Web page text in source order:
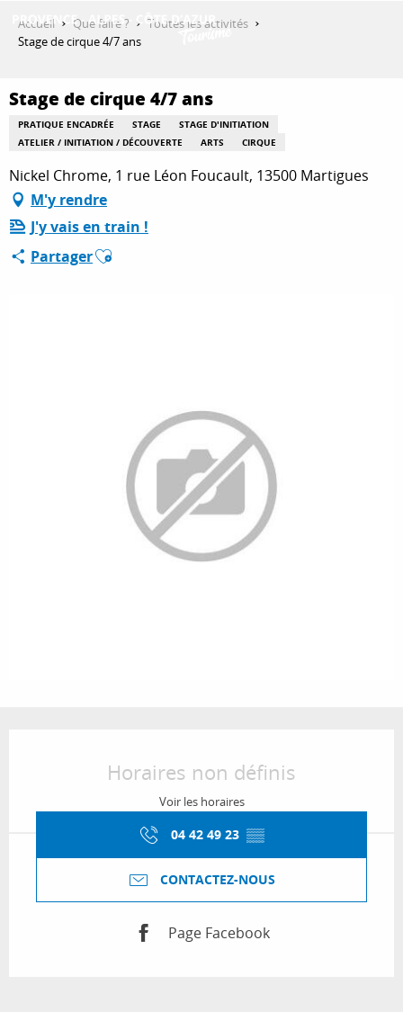
contenu
QUE FAIRE ?
SÉJOURNER
Accueil Que faire ?
Toutes les activités
Stage de cirque 4/7 ans
Stage de cirque 4/7 ans
PRATIQUE ENCADRÉE STAGE
STAGE D'INITIATION
ATELIER / INITIATION / DÉCOUVERTE
ARTS CIRQUE
Nickel Chrome, 1 rue Léon Foucault, 13500 Martigues
M'y rendre
J'y vais en train !
PartagerAjouter aux favoris
Horaires non définis
Voir les horaires
04 42 49 23 ▒▒
CONTACTEZ-NOUS
Page Facebook